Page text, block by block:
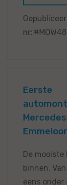
nr:
Eerste
De
binnen.
eens onder